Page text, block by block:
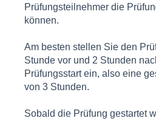
Prüfungsteilnehmer die
können.
Am besten stellen Sie den
Stunde vor und 2 Stunden
Prüfungsstart ein, also eine
von 3 Stunden.
Sobald die Prüfung gestartet